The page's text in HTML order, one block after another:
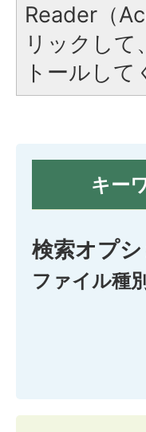
Reader（
リックし
トールして
キー
検索オプ
ファイル種別